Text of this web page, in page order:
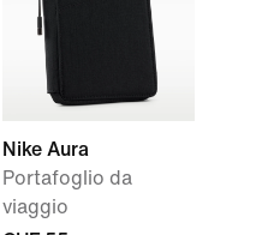
Nike Aura
Portafoglio da
viaggio